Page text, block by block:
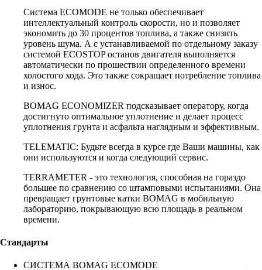
Система ECOMODE не только обеспечивает
интеллектуальный контроль скорости, но и позволяет
экономить до 30 процентов топлива, а также снизить
уровень шума. А с устанавливаемой по отдельному заказу
системой ECOSTOP останов двигателя выполняется
автоматически по прошествии определенного времени
холостого хода. Это также сокращает потребление топлива
и износ.
BOMAG ECONOMIZER подсказывает оператору, когда
достигнуто оптимальное уплотнение и делает процесс
уплотнения грунта и асфальта наглядным и эффективным.
TELEMATIC: Будьте всегда в курсе где Ваши машины, как
они используются и когда следующий сервис.
TERRAMETER - это технология, способная на гораздо
большее по сравнению со штамповыми испытаниями. Она
превращает грунтовые катки BOMAG в мобильную
лабораторию, покрывающую всю площадь в реальном
времени.
Стандарты
СИСТЕМА BOMAG ECOMODE